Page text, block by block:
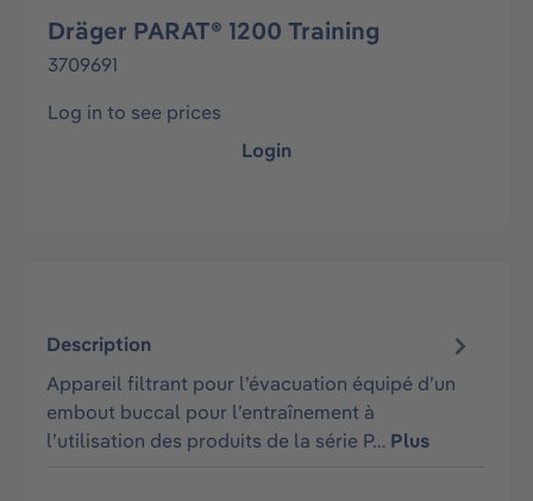
Dräger PARAT® 1200 Training
3709691
Log in to see prices
Login
Description
Appareil filtrant pour l’évacuation équipé d’un
embout buccal pour l’entraînement à
l’utilisation des produits de la série P… Plus